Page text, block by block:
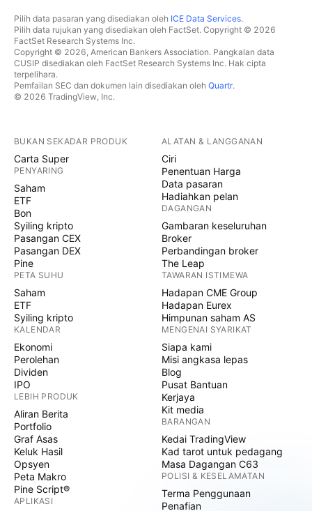
Pilih data pasaran yang disediakan oleh ICE Data Services.
Pilih data rujukan yang disediakan oleh FactSet. Copyright © 2026
FactSet Research Systems Inc.
Copyright © 2026, American Bankers Association. Pangkalan data
CUSIP disediakan oleh FactSet Research Systems Inc. Hak cipta
terpelihara.
Pemfailan SEC dan dokumen lain disediakan oleh Quartr.
© 2026 TradingView, Inc.
BUKAN SEKADAR PRODUK
Carta Super
PENYARING
Saham
ETF
Bon
Syiling kripto
Pasangan CEX
Pasangan DEX
Pine
PETA SUHU
Saham
ETF
Syiling kripto
KALENDAR
Ekonomi
Perolehan
Dividen
IPO
LEBIH PRODUK
Aliran Berita
Portfolio
Graf Asas
Keluk Hasil
Opsyen
Peta Makro
Pine Script®
APLIKASI
ALATAN & LANGGANAN
Ciri
Penentuan Harga
Data pasaran
Hadiahkan pelan
DAGANGAN
Gambaran keseluruhan
Broker
Perbandingan broker
The Leap
TAWARAN ISTIMEWA
Hadapan CME Group
Hadapan Eurex
Himpunan saham AS
MENGENAI SYARIKAT
Siapa kami
Misi angkasa lepas
Blog
Pusat Bantuan
Kerjaya
Kit media
BARANGAN
Kedai TradingView
Kad tarot untuk pedagang
Masa Dagangan C63
POLISI & KESELAMATAN
Terma Penggunaan
Penafian